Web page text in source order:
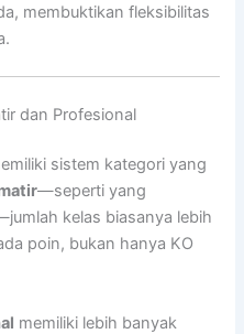
membuktikan fleksibilitas
dan Profesional
sistem kategori yang
—seperti yang
kelas biasanya lebih
poin, bukan hanya KO
memiliki lebih banyak